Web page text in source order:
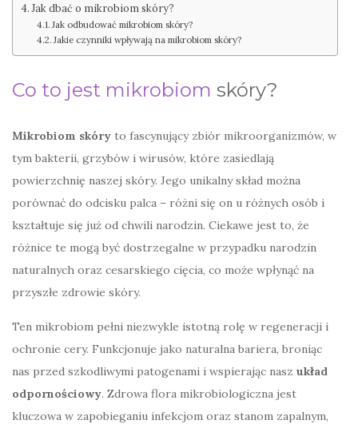
Jak dbać o mikrobiom skóry?
Jak odbudować mikrobiom skóry?
Jakie czynniki wpływają na mikrobiom skóry?
Co to jest mikrobiom skóry?
Mikrobiom skóry to fascynujący zbiór mikroorganizmów, w
tym bakterii, grzybów i wirusów, które zasiedlają
powierzchnię naszej skóry. Jego unikalny skład można
porównać do odcisku palca – różni się on u różnych osób i
kształtuje się już od chwili narodzin. Ciekawe jest to, że
różnice te mogą być dostrzegalne w przypadku narodzin
naturalnych oraz cesarskiego cięcia, co może wpłynąć na
przyszłe zdrowie skóry.
Ten mikrobiom pełni niezwykle istotną rolę w regeneracji i
ochronie cery. Funkcjonuje jako naturalna bariera, broniąc
nas przed szkodliwymi patogenami i wspierając nasz układ
odpornościowy. Zdrowa flora mikrobiologiczna jest
kluczowa w zapobieganiu infekcjom oraz stanom zapalnym,